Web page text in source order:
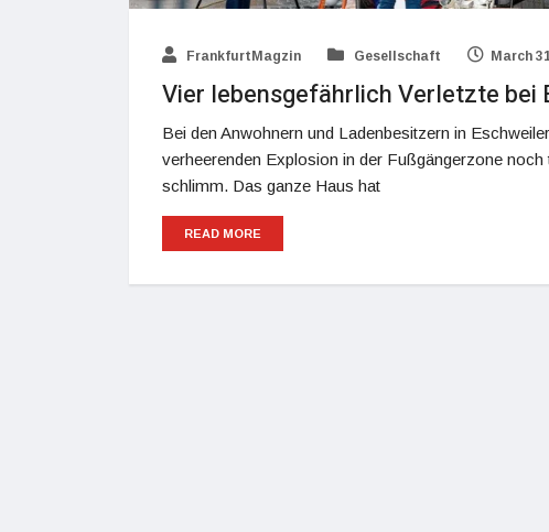
FrankfurtMagzin Gesellschaft March
Vier lebensgefährlich Verletzte bei
Bei den Anwohnern und Ladenbesitzern in
verheerenden Explosion in der Fußgängerzone
schlimm. Das ganze Haus hat
READ MORE